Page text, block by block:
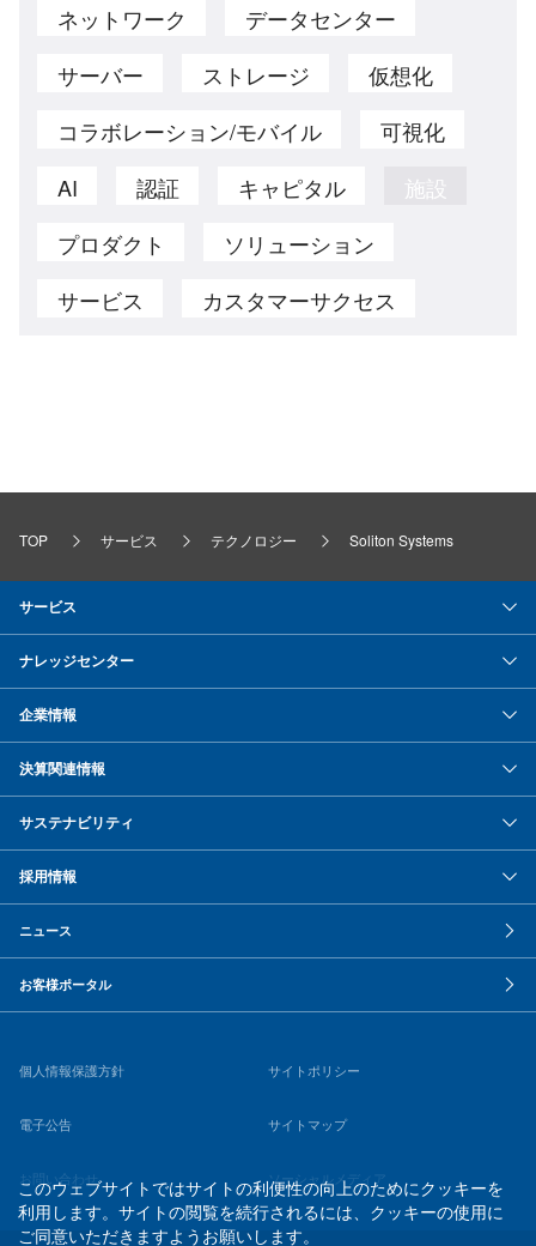
このウェブサイトではサイトの利便性の向上のためにクッキーを
利用します。サイトの閲覧を続行されるには、クッキーの使用に
ご同意いただきますようお願いします。
ネットワーク
データセンター
サーバー
ストレージ
仮想化
コラボレーション/モバイル
可視化
AI
認証 キャピタル
施設
プロダクト
ソリューション
サービス
カスタマーサクセス
TOP サービス テクノロジー Soliton Systems
サービス
ナレッジセンター
企業情報
決算関連情報
サステナビリティ
採用情報
ニュース
お客様ポータル
個人情報保護方針 サイトポリシー
電子公告 サイトマップ
お問い合わせ ソーシャルメディア